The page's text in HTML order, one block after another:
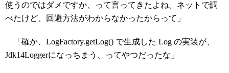
使うのではダメですか、って言ってきたよね。ネットで調
べたけど、回避方法がわからなかったからって」
「確か、LogFactory.getLog() で生成した Log の実装が、
Jdk14Loggerになっちまう、ってやつだったな」